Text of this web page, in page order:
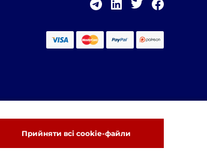
Прийняти всі cookie-файли